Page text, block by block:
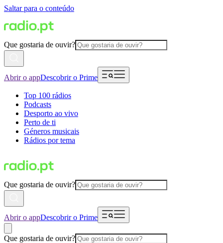
Saltar para o conteúdo
Que gostaria de ouvir?
Abrir o appDescobrir o Prime
Top 100 rádios
Podcasts
Desporto ao vivo
Perto de ti
Géneros musicais
Rádios por tema
Que gostaria de ouvir?
Abrir o appDescobrir o Prime
Que gostaria de ouvir?